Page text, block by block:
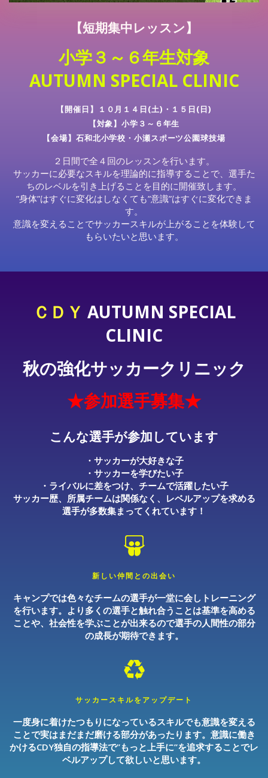
【短期集中レッスン】
小学３～６年生対象
AUTUMN SPECIAL CLINIC
【開催日】１０月１４日(土)・１５日(日)
【対象】小学３～６年生
【会場】石和北小学校・小瀬スポーツ公園球技場
２日間で全４回のレッスンを行います。
サッカーに必要なスキルを理論的に指導することで、選手た
ちのレベルを引き上げることを目的に開催致します。
”身体”はすぐに変化はしなくても”意識”はすぐに変化できま
す。
意識を変えることでサッカースキルが上がることを体験して
もらいたいと思います。
ＣＤＹ AUTUMN SPECIAL
CLINIC
秋の強化サッカークリニック
★参加選手募集★
こんな選手が参加しています
・サッカーが大好きな子
・サッカーを学びたい子
・ライバルに差をつけ、チームで活躍したい子
サッカー歴、所属チームは関係なく、レベルアップを求める
選手が多数集まってくれています！
新しい仲間との出会い
キャンプでは色々なチームの選手が一堂に会しトレーニング
を行います。より多くの選手と触れ合うことは基準を高める
ことや、社会性を学ぶことが出来るので選手の人間性の部分
の成長が期待できます。
サッカースキルをアップデート
一度身に着けたつもりになっているスキルでも意識を変える
ことで実はまだまだ磨ける部分があったります。意識に働き
かけるCDY独自の指導法で”もっと上手に”を追求することでレ
ベルアップして欲しいと思います。